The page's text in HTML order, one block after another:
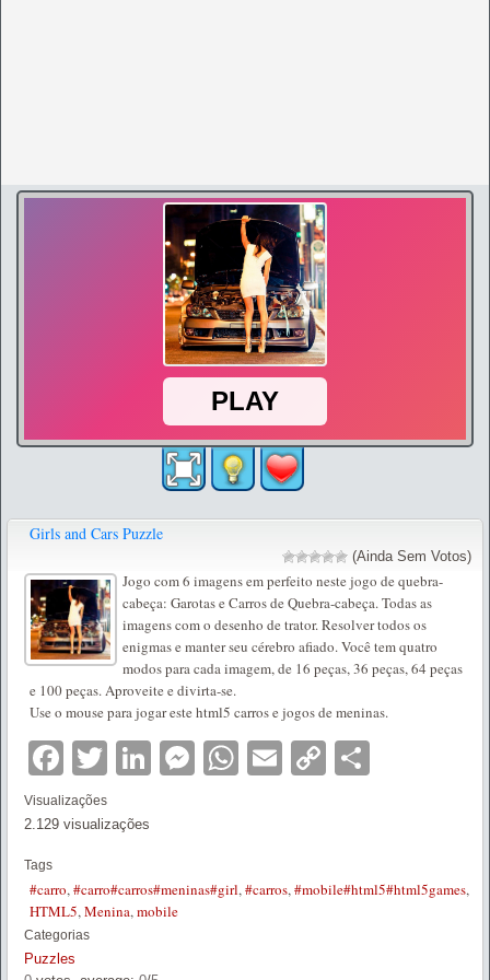
Girls and Cars Puzzle
(Ainda Sem Votos)
Jogo com 6 imagens em perfeito neste jogo de quebra-
cabeça: Garotas e Carros de Quebra-cabeça. Todas as
imagens com o desenho de trator. Resolver todos os
enigmas e manter seu cérebro afiado. Você tem quatro
modos para cada imagem, de 16 peças, 36 peças, 64 peças
e 100 peças. Aproveite e divirta-se.
Use o mouse para jogar este html5 carros e jogos de meninas.
Facebook
TwitterLinkedIn
Messenger
WhatsApp
EmailCopy
Visualizações
2.129 visualizações
Tags
#carro,#carro#carros#meninas#girl,#carros,#mobile#html5#html5games,
HTML5,Menina,mobile
Categorias
Puzzles